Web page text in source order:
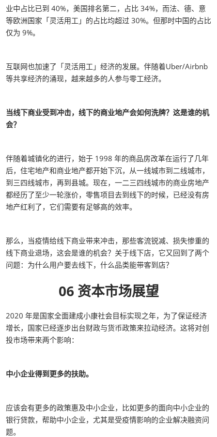
业中占比已到 40%，美国排名第二，占比 34%，而法、德、意
等欧洲国家「灵活用工」的占比均超过 30%。但那时中国的占比
仅为 9%。
互联网也加速了「灵活用工」经济的发展。伴随着Uber/Airbnb
等共享经济的涌现，越来越多的人参与零工经济。
当线下商业受到冲击，线下的商业地产会如何洗牌？这是谁的机
会？
伴随着城镇化的进行，始于 1998 年的商品房改革在运行了几年
后，住宅地产和商业地产都开始下沉，从一线城市到二线城市，
到三四线城市，再到县城。现在，一二三四线城市的商业房地产
都经历了至少一轮涨价，零售项目去到线下的时候，已经没有房
地产红利了，它们需要有足够高的效率。
那么，当疫情给线下商业带来冲击，那些客流锐减、损失惨重的
线下商业退场，这会是谁的机会？关于线下店，它又回到了两个
问题：为什么用户要去线下，什么品类能带客到店？
06 资本市场展望
2020 年是国家全面建成小康社会目标实现之年，为了保证经济
增长，国家已经逐步出台财政与货币政策来拉动经济。这将对创
投市场带来两个影响：
中小企业得到更多的扶助。
应该会有更多的政策惠及中小企业，比如更多的面向中小企业的
银行贷款，帮助中小企业，尤其是受疫情影响的企业解决融资问
题。